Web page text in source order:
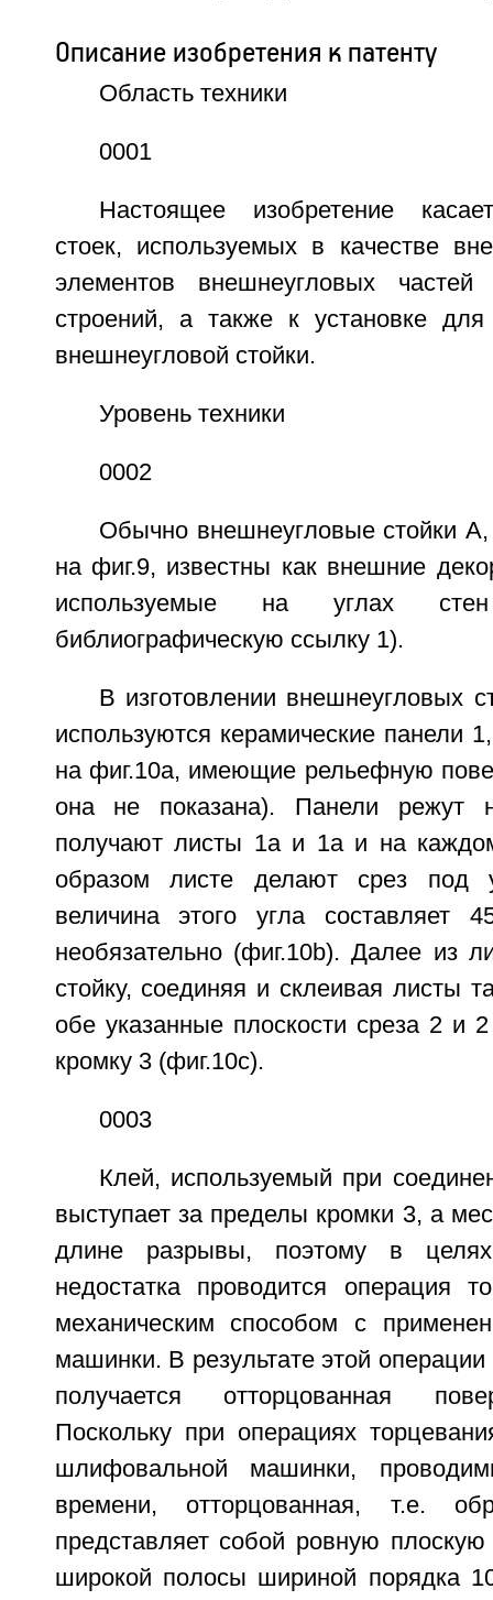
Описание изобретения к патенту
Область техники
0001
Настоящее изобретение
стоек, используемых в качестве
элементов внешнеугловых частей
строений, а также к установке для
внешнеугловой стойки.
Уровень техники
0002
Обычно внешнеугловые стойки А,
на фиг.9, известны как внешние
используемые на углах
библиографическую ссылку 1).
В изготовлении внешнеугловых
используются керамические панели
на фиг.10а, имеющие рельефную
она не показана). Панели режут
получают листы 1а и 1а и на
образом листе делают срез под
величина этого угла составляет
необязательно (фиг.10b). Далее из
стойку, соединяя и склеивая листы
обе указанные плоскости среза 2 и
кромку 3 (фиг.10с).
0003
Клей, используемый при
выступает за пределы кромки 3, а
длине разрывы, поэтому в целях
недостатка проводится операция
механическим способом с
машинки. В результате этой операции
получается отторцованная
Поскольку при операциях
шлифовальной машинки,
времени, отторцованная, т.е.
представляет собой ровную
широкой полосы шириной порядка